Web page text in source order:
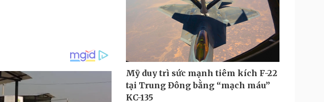
Mỹ duy trì sức mạnh tiêm kích F-22
tại Trung Đông bằng “mạch máu”
KC-135